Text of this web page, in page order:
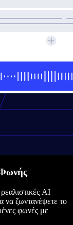
AI
να ζωντανέψετε το
φωνές με